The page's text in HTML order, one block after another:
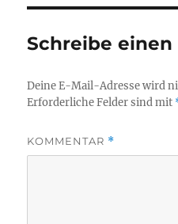
Schreibe
Deine E-Mail-Adresse wird
Erforderliche Felder sind mit
KOMMENTAR *